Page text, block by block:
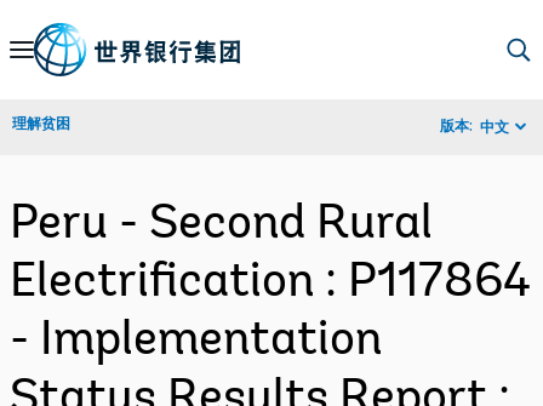
Skip
Navigation
理解贫困 版本: 中文
Peru - Second Rural
Electrification : P117864
- Implementation